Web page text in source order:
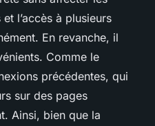
l’accès à plusieurs
En revanche, il
Comme le
précédentes, qui
sur des pages
Ainsi, bien que la